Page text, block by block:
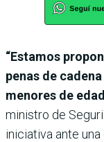
“Estamos
penas de
menores de edad
ministro de
iniciativa ante